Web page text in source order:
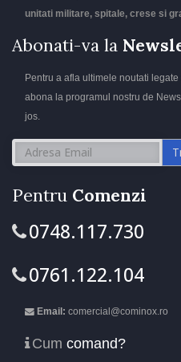
unitati militare, spitale, crese si
Abonati-va la
Pentru a afla ultimele noutati
abona la programul nostru de
jos.
Pentru Comenzi
0748.117.730
0761.122.104
Email: comercial@cominox.ro
Cum comand?